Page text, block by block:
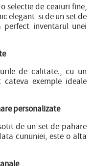
selectie de ceaiuri fine,
elegant si de un set de
perfect inventarul unei
de calitate., cu un
exemple ideale
personalizate
de un set de pahare
cununiei, este o alta